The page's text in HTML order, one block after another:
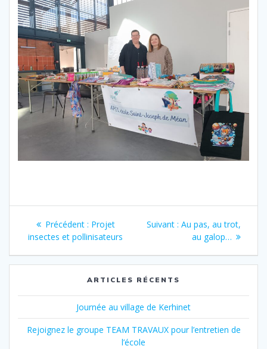
Navigation
de
l’article
Précédent : Article
précédent
Projet
insectes et pollinisateurs
Suivant : Article
suivant
Au pas, au trot,
au galop…
ARTICLES RÉCENTS
Journée au village de Kerhinet
Rejoignez le groupe TEAM TRAVAUX pour l’entretien de
l’école